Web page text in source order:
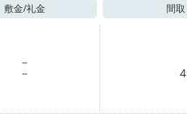
敷金/礼金 間
－
－